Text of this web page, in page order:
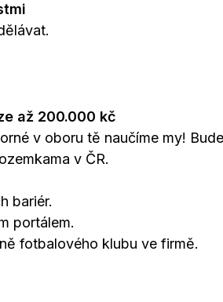
až 200.000 kč
v oboru tě naučíme my!
v ČR.
bariér.
portálem.
fotbalového klubu ve firmě.